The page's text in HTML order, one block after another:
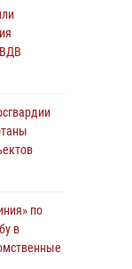
в
на
по
в